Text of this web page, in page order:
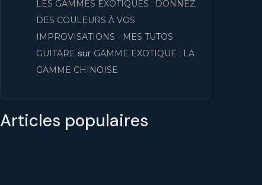
LES GAMMES EXOTIQUES : DONNEZ
DES COULEURS À VOS
IMPROVISATIONS - MES TUTOS
GUITARE sur GAMME EXOTIQUE : LA
GAMME CHINOISE
Articles populaires